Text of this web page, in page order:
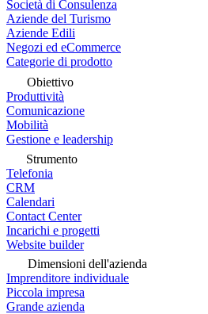
Società di Consulenza
Aziende del Turismo
Aziende Edili
Negozi ed eCommerce
Categorie di prodotto
Obiettivo
Produttività
Comunicazione
Mobilità
Gestione e leadership
Strumento
Telefonia
CRM
Calendari
Contact Center
Incarichi e progetti
Website builder
Dimensioni dell'azienda
Imprenditore individuale
Piccola impresa
Grande azienda